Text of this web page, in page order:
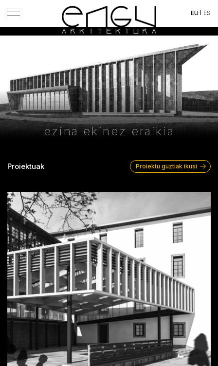
EU ES
ezina ekinez eraikia
Proiektuak Proiektu guztiak ikusi